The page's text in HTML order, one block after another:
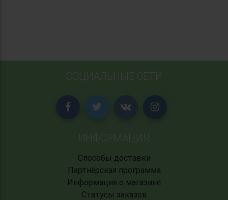
СОЦИАЛЬНЫЕ СЕТИ
ИНФОРМАЦИЯ
Способы доставки
Партнёрская программа
Информация о магазине
Статусы заказов